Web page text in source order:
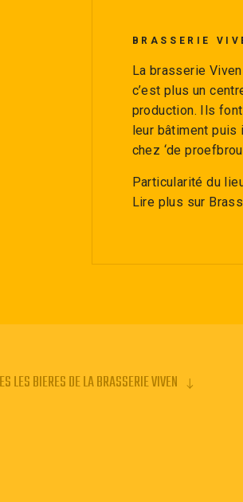
BRASSERIE
La brasserie
c’est plus un
production. Ils
leur bâtiment
chez ‘de
Particularité du
Lire plus sur
LES BIERES DE LA BRASSERIE VIVEN